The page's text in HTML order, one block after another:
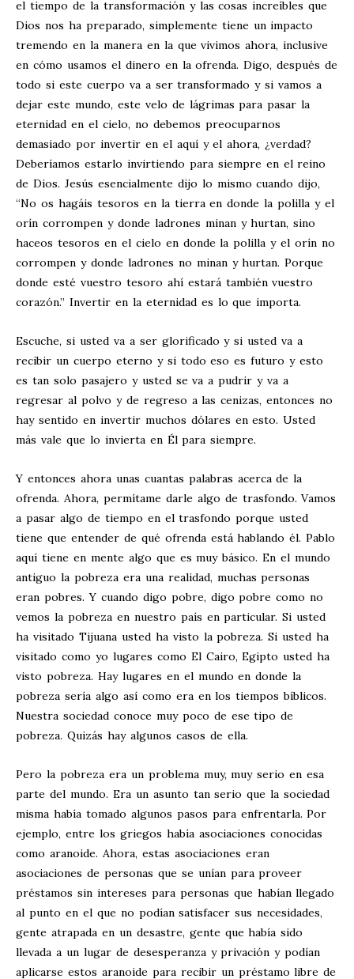
el tiempo de la transformación y las cosas increíbles que
Dios nos ha preparado, simplemente tiene un impacto
tremendo en la manera en la que vivimos ahora, inclusive
en cómo usamos el dinero en la ofrenda. Digo, después de
todo si este cuerpo va a ser transformado y si vamos a
dejar este mundo, este velo de lágrimas para pasar la
eternidad en el cielo, no debemos preocuparnos
demasiado por invertir en el aquí y el ahora, ¿verdad?
Deberíamos estarlo invirtiendo para siempre en el reino
de Dios. Jesús esencialmente dijo lo mismo cuando dijo,
“No os hagáis tesoros en la tierra en donde la polilla y el
orín corrompen y donde ladrones minan y hurtan, sino
haceos tesoros en el cielo en donde la polilla y el orín no
corrompen y donde ladrones no minan y hurtan. Porque
donde esté vuestro tesoro ahí estará también vuestro
corazón.” Invertir en la eternidad es lo que importa.
Escuche, si usted va a ser glorificado y si usted va a
recibir un cuerpo eterno y si todo eso es futuro y esto
es tan solo pasajero y usted se va a pudrir y va a
regresar al polvo y de regreso a las cenizas, entonces no
hay sentido en invertir muchos dólares en esto. Usted
más vale que lo invierta en Él para siempre.
Y entonces ahora unas cuantas palabras acerca de la
ofrenda. Ahora, permítame darle algo de trasfondo. Vamos
a pasar algo de tiempo en el trasfondo porque usted
tiene que entender de qué ofrenda está hablando él. Pablo
aquí tiene en mente algo que es muy básico. En el mundo
antiguo la pobreza era una realidad, muchas personas
eran pobres. Y cuando digo pobre, digo pobre como no
vemos la pobreza en nuestro país en particular. Si usted
ha visitado Tijuana usted ha visto la pobreza. Si usted ha
visitado como yo lugares como El Cairo, Egipto usted ha
visto pobreza. Hay lugares en el mundo en donde la
pobreza sería algo así como era en los tiempos bíblicos.
Nuestra sociedad conoce muy poco de ese tipo de
pobreza. Quizás hay algunos casos de ella.
Pero la pobreza era un problema muy, muy serio en esa
parte del mundo. Era un asunto tan serio que la sociedad
misma había tomado algunos pasos para enfrentarla. Por
ejemplo, entre los griegos había asociaciones conocidas
como aranoide. Ahora, estas asociaciones eran
asociaciones de personas que se unían para proveer
préstamos sin intereses para personas que habían llegado
al punto en el que no podían satisfacer sus necesidades,
gente atrapada en un desastre, gente que había sido
llevada a un lugar de desesperanza y privación y podían
aplicarse estos aranoide para recibir un préstamo libre de